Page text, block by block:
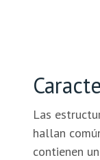
Las
hallan
contienen